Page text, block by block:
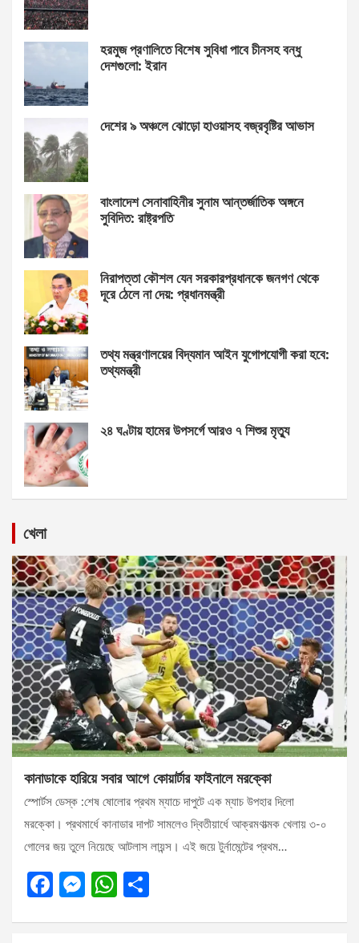
হরমুজ প্রণালিতে বিশেষ সুবিধা পাবে চীনসহ বন্ধু
দেশগুলো: ইরান
দেশের ৯ অঞ্চলে ঝোড়ো হাওয়াসহ বজ্রবৃষ্টির আভাস
বাংলাদেশ সেনাবাহিনীর সুনাম আন্তর্জাতিক অঙ্গনে
সুবিদিত: রাষ্ট্রপতি
নিরাপত্তা কৌশল যেন সরকারপ্রধানকে জনগণ থেকে
দূরে ঠেলে না দেয়: প্রধানমন্ত্রী
তথ্য মন্ত্রণালয়ের বিদ্যমান আইন যুগোপযোগী করা হবে:
তথ্যমন্ত্রী
২৪ ঘণ্টায় হামের উপসর্গে আরও ৭ শিশুর মৃত্যু
খেলা
কানাডাকে হারিয়ে সবার আগে কোয়ার্টার ফাইনালে মরক্কো
স্পোর্টস ডেস্ক :শেষ ষোলোর প্রথম ম্যাচে দাপুটে এক ম্যাচ উপহার দিলো
মরক্কো। প্রথমার্ধে কানাডার দাপট সামলেও দ্বিতীয়ার্ধে আক্রমণাত্মক খেলায় ৩-০
গোলের জয় তুলে নিয়েছে আটলাস লায়ন্স। এই জয়ে টুর্নামেন্টের প্রথম…
F
M W